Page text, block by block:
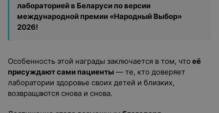
лабораторией в Беларуси по версии
международной премии «Народный Выбор»
2026!
Особенность этой награды заключается в том, что её
присуждают сами пациенты — те, кто доверяет
лаборатории здоровье своих детей и близких,
возвращаются снова и снова.